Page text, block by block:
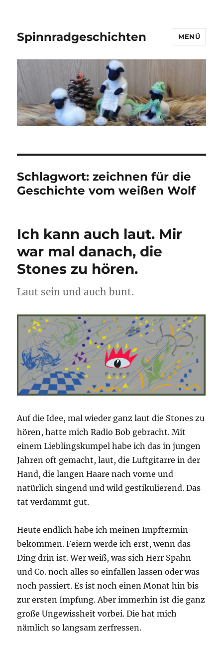
Spinnradgeschichten MENÜ
Schlagwort:zeichnen für die
Geschichte vom weißen Wolf
Ich kann auch laut. Mir
war mal danach, die
Stones zu hören.
Laut sein und auch bunt.
Auf die Idee, mal wieder ganz laut die Stones zu
hören, hatte mich Radio Bob gebracht. Mit
einem Lieblingskumpel habe ich das in jungen
Jahren oft gemacht, laut, die Luftgitarre in der
Hand, die langen Haare nach vorne und
natürlich singend und wild gestikulierend. Das
tat verdammt gut.
Heute endlich habe ich meinen Impftermin
bekommen. Feiern werde ich erst, wenn das
Ding drin ist. Wer weiß, was sich Herr Spahn
und Co. noch alles so einfallen lassen oder was
noch passiert. Es ist noch einen Monat hin bis
zur ersten Impfung. Aber immerhin ist die ganz
große Ungewissheit vorbei. Die hat mich
nämlich so langsam zerfressen.